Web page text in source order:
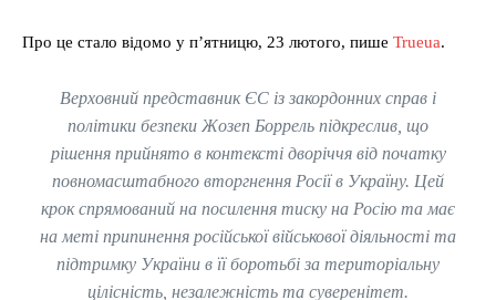
Про це стало відомо у п’ятницю, 23 лютого, пише Trueua.
Верховний представник ЄС із закордонних справ і
політики безпеки Жозеп Боррель підкреслив, що
рішення прийнято в контексті дворіччя від початку
повномасштабного вторгнення Росії в Україну. Цей
крок спрямований на посилення тиску на Росію та має
на меті припинення російської військової діяльності та
підтримку України в її боротьбі за територіальну
цілісність, незалежність та суверенітет.